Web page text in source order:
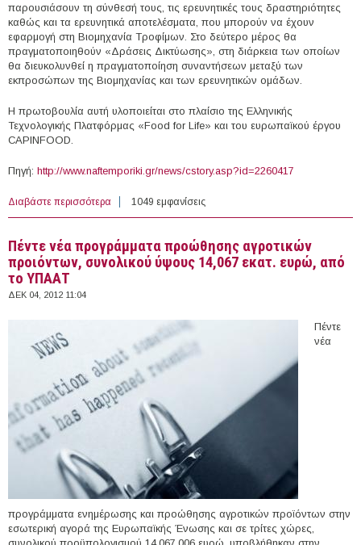
παρουσιάσουν τη σύνθεσή τους, τις ερευνητικές τους δραστηριότητες
καθώς και τα ερευνητικά αποτελέσματα, που μπορούν να έχουν
εφαρμογή στη Βιομηχανία Τροφίμων. Στο δεύτερο μέρος θα
πραγματοποιηθούν «Δράσεις Δικτύωσης», στη διάρκεια των οποίων
θα διευκολυνθεί η πραγματοποίηση συναντήσεων μεταξύ των
εκπροσώπων της Βιομηχανίας και των ερευνητικών ομάδων.
Η πρωτοβουλία αυτή υλοποιείται στο πλαίσιο της Ελληνικής
Τεχνολογικής Πλατφόρμας «Food for Life» και του ευρωπαϊκού έργου
CAPINFOOD.
Πηγή: http://www.naftemporiki.gr/news/cstory.asp?id=2260417
Διαβάστε περισσότερα για 10/12/2012 - 1ο Brokerage event: «Η Έρευνα & η
Καινοτομία: Το κλειδί για την ανάπτυξη» (Αθήνα)
1049 εμφανίσεις
Πέντε νέα προγράμματα προώθησης αγροτικών
προιόντων, συνολικού ύψους 14,067 εκατ. ευρώ, από
το ΥΠΑΑΤ
ΔΕΚ 04, 2012 11:04
Πέντε
νέα
προγράμματα ενημέρωσης και προώθησης αγροτικών προϊόντων στην
εσωτερική αγορά της Ευρωπαϊκής Ένωσης και σε τρίτες χώρες,